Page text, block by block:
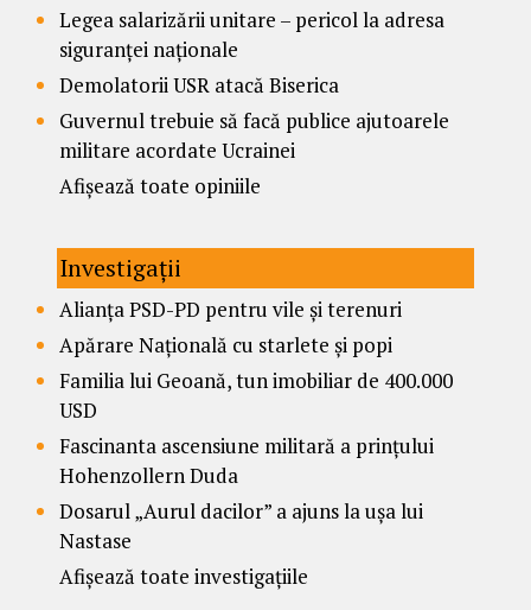
Legea salarizării unitare – pericol la adresa
siguranței naționale
Demolatorii USR atacă Biserica
Guvernul trebuie să facă publice ajutoarele
militare acordate Ucrainei
Afișează toate opiniile
Investigații
Alianța PSD-PD pentru vile și terenuri
Apărare Națională cu starlete și popi
Familia lui Geoană, tun imobiliar de 400.000
USD
Fascinanta ascensiune militară a prințului
Hohenzollern Duda
Dosarul „Aurul dacilor” a ajuns la ușa lui
Nastase
Afișează toate investigațiile